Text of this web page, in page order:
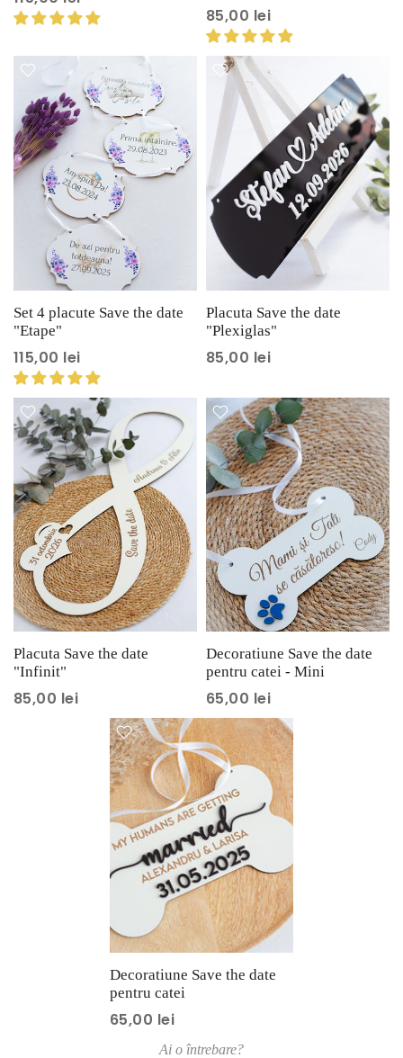
85,00 lei
Set 4 placute Save the date
"Etape"
115,00 lei
Placuta Save the date
"Plexiglas"
85,00 lei
Placuta Save the date
"Infinit"
85,00 lei
Decoratiune Save the date
pentru catei - Mini
65,00 lei
Decoratiune Save the date
pentru catei
65,00 lei
Ai o întrebare?